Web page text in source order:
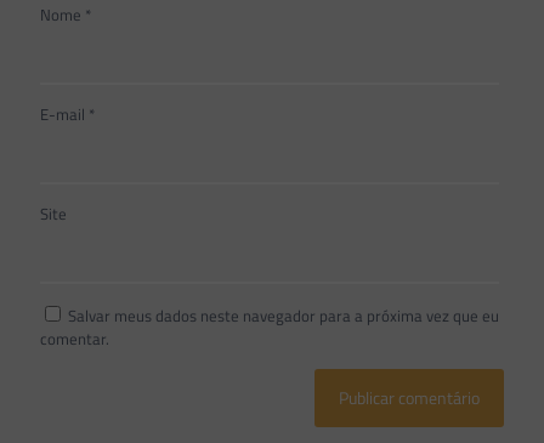
Nome *
E-mail *
Site
Salvar meus dados neste navegador para a próxima vez que eu
comentar.